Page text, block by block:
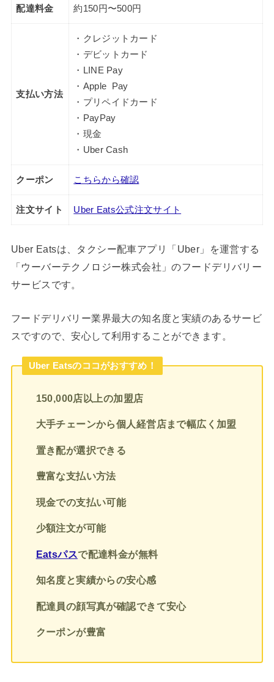
配達料金 約150円〜500円
支払い方法
・クレジットカード
・デビットカード
・LINE Pay
・Apple Pay
・プリペイドカード
・PayPay
・現金
・Uber Cash
クーポン こちらから確認
注文サイト Uber Eats公式注文サイト
Uber Eatsは、タクシー配車アプリ「Uber」を運営する
「ウーバーテクノロジー株式会社」のフードデリバリー
サービスです。
フードデリバリー業界最大の知名度と実績のあるサービ
スですので、安心して利用することができます。
Uber Eatsのココがおすすめ！
150,000店以上の加盟店
大手チェーンから個人経営店まで幅広く加盟
置き配が選択できる
豊富な支払い方法
現金での支払い可能
少額注文が可能
Eatsパスで配達料金が無料
知名度と実績からの安心感
配達員の顔写真が確認できて安心
クーポンが豊富